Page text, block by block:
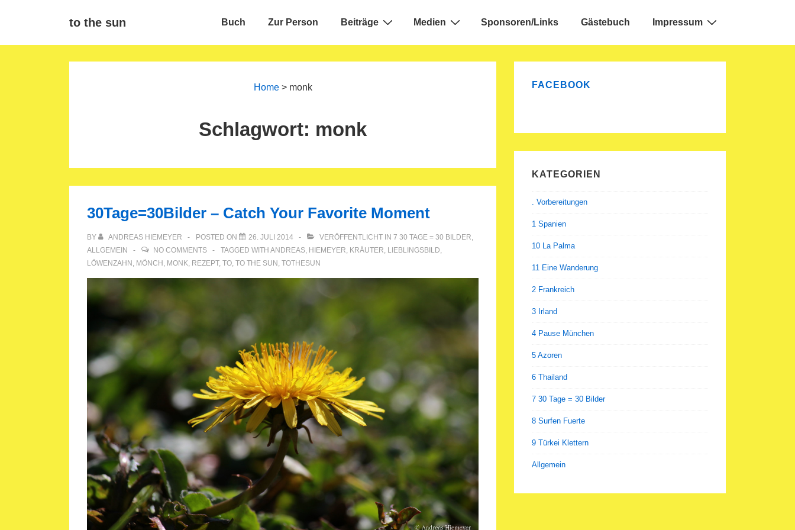
to the sun
Main
Buch Zur Person Beiträge Medien Sponsoren/Links Gästebuch Impressum
Home> monk
Schlagwort: monk
30Tage=30Bilder – Catch Your Favorite Moment
BY ANDREAS HIEMEYER POSTED ON 26. JULI 2014 VERÖFFENTLICHT IN 7 30 TAGE = 30 BILDER,
ALLGEMEIN
NO COMMENTS TAGGED WITH ANDREAS, HIEMEYER, KRÄUTER, LIEBLINGSBILD,
LÖWENZAHN , MÖNCH , MONK, REZEPT, TO, TO THE SUN , TOTHESUN
FACEBOOK
KATEGORIEN
. Vorbereitungen
1 Spanien
10 La Palma
11 Eine Wanderung
2 Frankreich
3 Irland
4 Pause München
5 Azoren
6 Thailand
7 30 Tage = 30 Bilder
8 Surfen Fuerte
9 Türkei Klettern
Allgemein